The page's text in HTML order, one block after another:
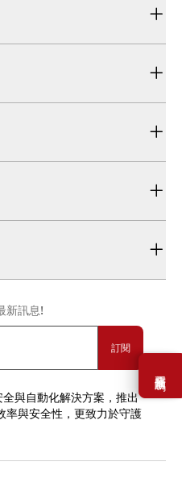
需要幫助嗎？
新訊息!
訂閱
與自動化解決方案，推出
率與安全性，更致力於守護